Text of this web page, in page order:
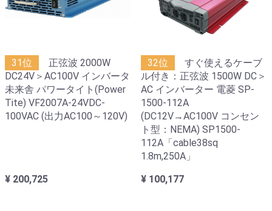
31位
正弦波 2000W
DC24V＞AC100V インバータ
未来舎 パワータイト(Power
Tite) VF2007A-24VDC-
100VAC (出力AC100～120V)
¥ 200,725
32位
すぐ使えるケーブ
ル付き：正弦波 1500W DC＞
AC インバーター 電菱 SP-
1500-112A
(DC12V→AC100V コンセン
ト型：NEMA) SP1500-
112A「cable38sq
1.8m,250A」
¥ 100,177